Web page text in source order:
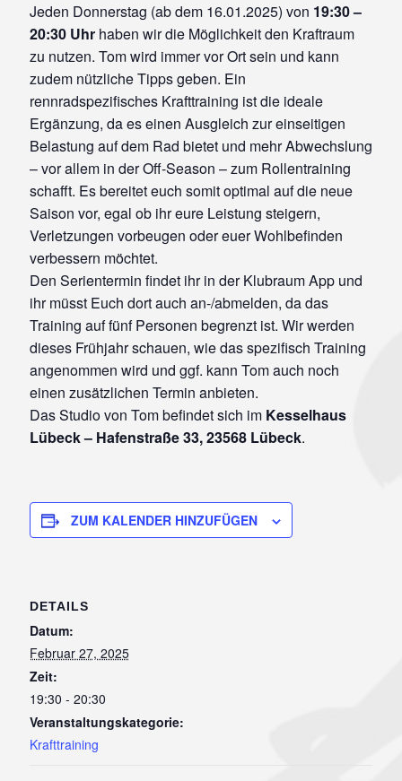
Jeden Donnerstag (ab dem 16.01.2025) von 19:30 –
20:30 Uhrhaben wir die Möglichkeit den Kraftraum
zu nutzen. Tom wird immer vor Ort sein und kann
zudem nützliche Tipps geben. Ein
rennradspezifisches Krafttraining ist die ideale
Ergänzung, da es einen Ausgleich zur einseitigen
Belastung auf dem Rad bietet und mehr Abwechslung
– vor allem in der Off-Season – zum Rollentraining
schafft. Es bereitet euch somit optimal auf die neue
Saison vor, egal ob ihr eure Leistung steigern,
Verletzungen vorbeugen oder euer Wohlbefinden
verbessern möchtet.
Den Serientermin findet ihr in der Klubraum App und
ihr müsst Euch dort auch an-/abmelden, da das
Training auf fünf Personen begrenzt ist. Wir werden
dieses Frühjahr schauen, wie das spezifisch Training
angenommen wird und ggf. kann Tom auch noch
einen zusätzlichen Termin anbieten.
Das Studio von Tom befindet sich im Kesselhaus
Lübeck – Hafenstraße 33, 23568 Lübeck.
ZUM KALENDER HINZUFÜGEN
DETAILS
Datum:
Februar 27, 2025
Zeit:
19:30 - 20:30
Veranstaltungskategorie:
Krafttraining